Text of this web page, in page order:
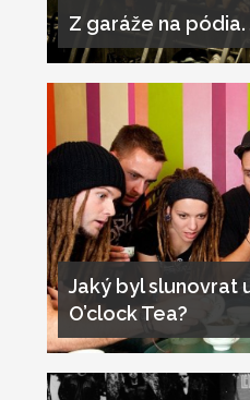
Z garáže na pódia.
Jaký byl slunovrat
O’clock Tea?